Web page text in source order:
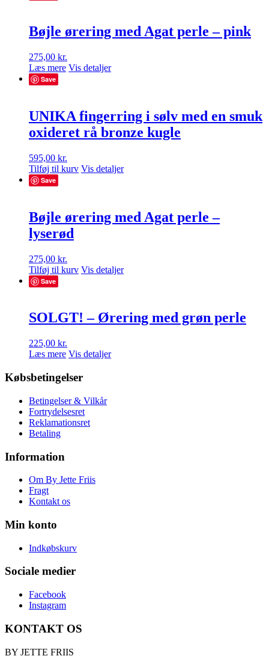
Bøjle ørering med Agat perle – pink
275,00 kr.
Læs mere Vis detaljer
Save
UNIKA fingerring i sølv med en smuk
oxideret rå bronze kugle
595,00 kr.
Tilføj til kurv Vis detaljer
Save
Bøjle ørering med Agat perle –
lyserød
275,00 kr.
Tilføj til kurv Vis detaljer
Save
SOLGT! – Ørering med grøn perle
225,00 kr.
Læs mere Vis detaljer
Købsbetingelser
Betingelser & Vilkår
Fortrydelsesret
Reklamationsret
Betaling
Information
Om By Jette Friis
Fragt
Kontakt os
Min konto
Indkøbskurv
Sociale medier
Facebook
Instagram
KONTAKT OS
BY JETTE FRIIS